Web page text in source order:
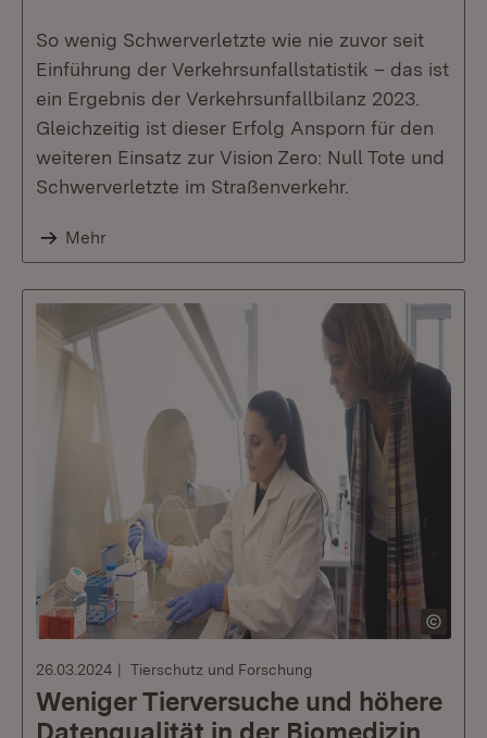
So wenig Schwerverletzte wie nie zuvor seit
Einführung der Verkehrsunfallstatistik – das ist
ein Ergebnis der Verkehrsunfallbilanz 2023.
Gleichzeitig ist dieser Erfolg Ansporn für den
weiteren Einsatz zur Vision Zero: Null Tote und
Schwerverletzte im Straßenverkehr.
Mehr
26.03.2024 Tierschutz und Forschung
Weniger Tierversuche und höhere